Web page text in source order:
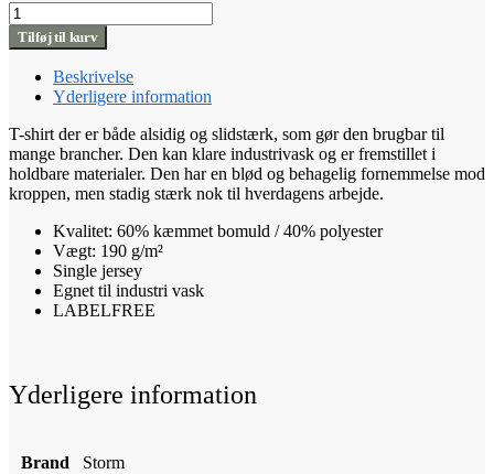
Comfort
Work
Tee
antal
Tilføj til kurv
Beskrivelse
Yderligere information
T-shirt der er både alsidig og slidstærk, som gør den brugbar til
mange brancher. Den kan klare industrivask og er fremstillet i
holdbare materialer. Den har en blød og behagelig fornemmelse mod
kroppen, men stadig stærk nok til hverdagens arbejde.
Kvalitet: 60% kæmmet bomuld / 40% polyester
Vægt: 190 g/m²
Single jersey
Egnet til industri vask
LABELFREE
Yderligere information
Brand Storm